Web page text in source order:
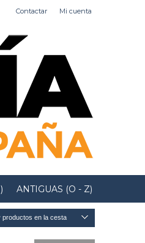
Contactar Mi cuenta
ANTIGUAS (O - Z)
productos en la cesta